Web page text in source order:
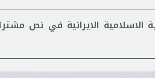
الاسلامية الايرانية في نص